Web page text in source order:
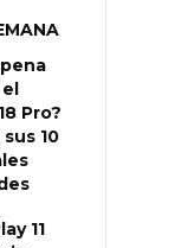
Pro?
10
11